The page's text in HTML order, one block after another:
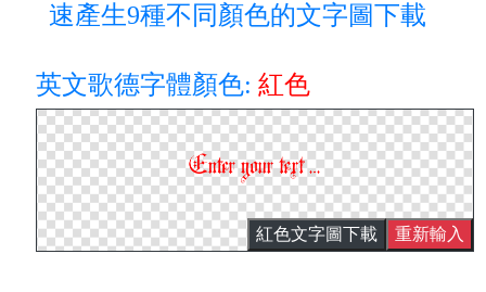
速產生9種不同顏色的文字圖下載
英文歌德字體顏色:紅色
紅色文字圖下載 重新輸入